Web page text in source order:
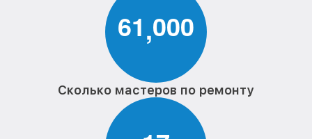
61,000
Сколько мастеров по ремонту